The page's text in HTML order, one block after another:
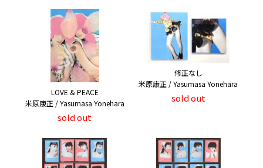
LOVE & PEACE
米原康正 / Yasumasa Yonehara
sold out
修正なし
米原康正 / Yasumasa Yonehara
sold out